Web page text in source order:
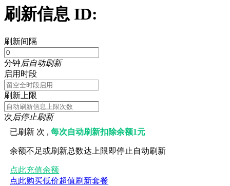
刷新信息 ID:
刷新间隔
分钟后自动刷新
启用时段
刷新上限
次后停止刷新
已刷新 次 ,每次自动刷新扣除余额1元
余额不足或刷新总数达上限即停止自动刷新
点此充值余额
点此购买低价超值刷新套餐